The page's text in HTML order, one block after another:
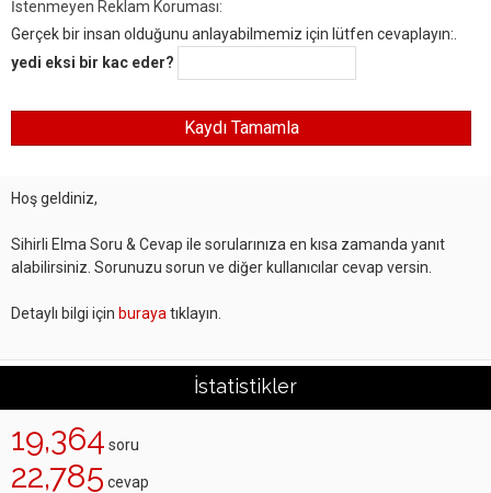
İstenmeyen Reklam Koruması:
Gerçek bir insan olduğunu anlayabilmemiz için lütfen cevaplayın:.
yedi eksi bir kac eder?
Hoş geldiniz,
Sihirli Elma Soru & Cevap ile sorularınıza en kısa zamanda yanıt
alabilirsiniz. Sorunuzu sorun ve diğer kullanıcılar cevap versin.
Detaylı bilgi için buraya tıklayın.
İstatistikler
19,364 soru
22,785 cevap